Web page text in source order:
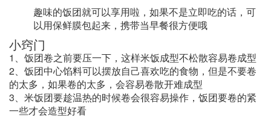
趣味的饭团就可以享用啦，如果不是立即吃的话，可
以用保鲜膜包起来，携带当早餐很方便哦
小窍门
1、饭团卷之前要压一下，这样米饭成型不松散容易卷成型
2、饭团中心馅料可以摆放自己喜欢吃的食物，但是不要卷
的太多，如果卷的太多，会容易卷散开难成型
3、米饭团要趁温热的时候卷会很容易操作，饭团要卷的紧
一些才会造型好看